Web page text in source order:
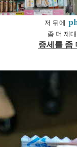
저 뒤에
좀 더 제
증세를 좀